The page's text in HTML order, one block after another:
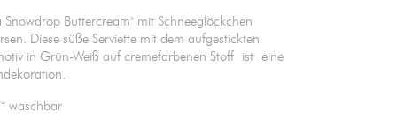
Snowdrop Buttercream" mit Schneeglöckchen
Diese süße Serviette mit dem aufgestickten
in Grün-Weiß auf cremefarbenen Stoff ist eine
waschbar